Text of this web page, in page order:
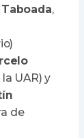
Taboada,
UAR) y
de